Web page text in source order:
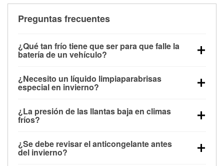
Preguntas frecuentes
¿Qué tan frío tiene que ser para que falle la
batería de un vehículo?
debajo de los 32 °F y puede perder hasta la mitad de
su potencia de arranque cerca de los 0 °F, lo que
arranque.
¿Necesito un líquido limpiaparabrisas
especial en invierno?
la congelación y ayuda a disolver la sal y la nieve
derretida en la carretera para mejorar la visibilidad.
¿La presión de las llantas baja en climas
fríos?
alrededor de 1 PSI por cada 10 °F que baja la
temperatura. Puedes obtener más información sobre
¿Se debe revisar el anticongelante antes
del invierno?